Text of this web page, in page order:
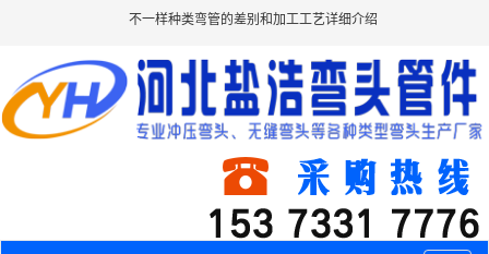
不一样种类弯管的差别和加工工艺详细介绍